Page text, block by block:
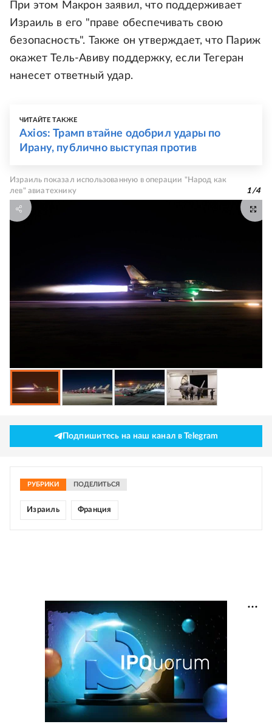
При этом Макрон заявил, что поддерживает
Израиль в его "праве обеспечивать свою
безопасность". Также он утверждает, что Париж
окажет Тель-Авиву поддержку, если Тегеран
нанесет ответный удар.
ЧИТАЙТЕ ТАКЖЕ
Axios: Трамп втайне одобрил удары по
Ирану, публично выступая против
Израиль показал использованную в операции "Народ как
лев" авиатехнику
1/4
Подпишитесь на наш канал в Telegram
РУБРИКИ ПОДЕЛИТЬСЯ
Израиль Франция